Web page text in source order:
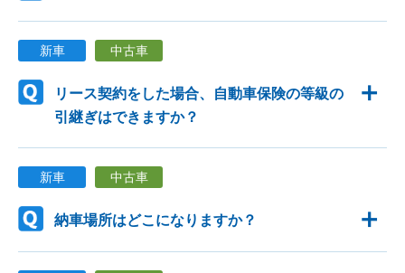
新車 中古車
リース契約をした場合、自動車保険の等級の
引継ぎはできますか？
新車 中古車
納車場所はどこになりますか？